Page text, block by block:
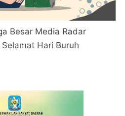
Besar Media Radar
Hari Buruh